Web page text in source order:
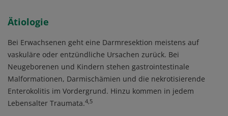
Ätiologie
Bei Erwachsenen geht eine Darmresektion meistens auf
vaskuläre oder entzündliche Ursachen zurück. Bei
Neugeborenen und Kindern stehen gastrointestinale
Malformationen, Darmischämien und die nekrotisierende
Enterokolitis im Vordergrund. Hinzu kommen in jedem
Lebensalter Traumata.4,5